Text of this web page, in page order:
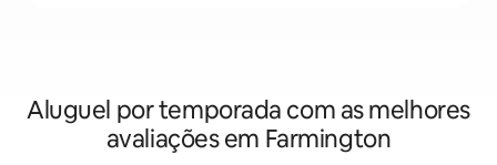
Aluguel por temporada com as melhores
avaliações em Farmington